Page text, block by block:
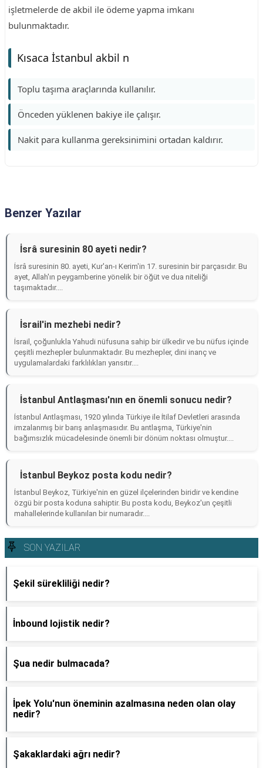
işletmelerde de akbil ile ödeme yapma imkanı
bulunmaktadır.
Kısaca İstanbul akbil n
Toplu taşıma araçlarında kullanılır.
Önceden yüklenen bakiye ile çalışır.
Nakit para kullanma gereksinimini ortadan kaldırır.
Benzer Yazılar
İsrâ suresinin 80 ayeti nedir?
İsrâ suresinin 80. ayeti, Kur'an-ı Kerim'in 17. suresinin bir parçasıdır. Bu
ayet, Allah'ın peygamberine yönelik bir öğüt ve dua niteliği
taşımaktadır....
İsrail'in mezhebi nedir?
İsrail, çoğunlukla Yahudi nüfusuna sahip bir ülkedir ve bu nüfus içinde
çeşitli mezhepler bulunmaktadır. Bu mezhepler, dini inanç ve
uygulamalardaki farklılıkları yansıtır....
İstanbul Antlaşması'nın en önemli sonucu nedir?
İstanbul Antlaşması, 1920 yılında Türkiye ile İtilaf Devletleri arasında
imzalanmış bir barış anlaşmasıdır. Bu antlaşma, Türkiye'nin
bağımsızlık mücadelesinde önemli bir dönüm noktası olmuştur....
İstanbul Beykoz posta kodu nedir?
İstanbul Beykoz, Türkiye'nin en güzel ilçelerinden biridir ve kendine
özgü bir posta koduna sahiptir. Bu posta kodu, Beykoz'un çeşitli
mahallelerinde kullanılan bir numaradır....
SON YAZILAR
Şekil sürekliliği nedir?
İnbound lojistik nedir?
Şua nedir bulmacada?
İpek Yolu'nun öneminin azalmasına neden olan olay
nedir?
Şakaklardaki ağrı nedir?